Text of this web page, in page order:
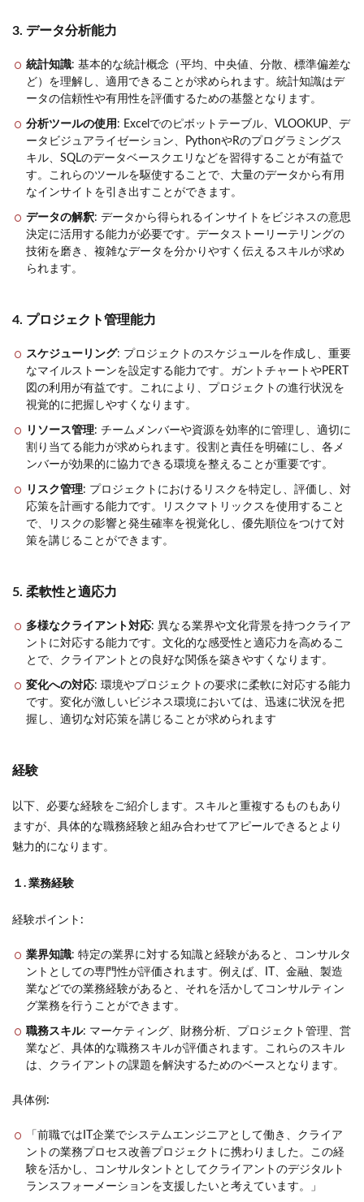
3. データ分析能力
統計知識: 基本的な統計概念（平均、中央値、分散、標準偏差な
ど）を理解し、適用できることが求められます。統計知識はデ
ータの信頼性や有用性を評価するための基盤となります。
分析ツールの使用 : Excelでのピボットテーブル、VLOOKUP、デ
ータビジュアライゼーション、PythonやRのプログラミングス
キル、SQLのデータベースクエリなどを習得することが有益で
す。これらのツールを駆使することで、大量のデータから有用
なインサイトを引き出すことができます。
データの解釈: データから得られるインサイトをビジネスの意思
決定に活用する能力が必要です。データストーリーテリングの
技術を磨き、複雑なデータを分かりやすく伝えるスキルが求め
られます。
4. プロジェクト管理能力
スケジューリング: プロジェクトのスケジュールを作成し、重要
なマイルストーンを設定する能力です。ガントチャートやPERT
図の利用が有益です。これにより、プロジェクトの進行状況を
視覚的に把握しやすくなります。
リソース管理: チームメンバーや資源を効率的に管理し、適切に
割り当てる能力が求められます。役割と責任を明確にし、各メ
ンバーが効果的に協力できる環境を整えることが重要です。
リスク管理: プロジェクトにおけるリスクを特定し、評価し、対
応策を計画する能力です。リスクマトリックスを使用すること
で、リスクの影響と発生確率を視覚化し、優先順位をつけて対
策を講じることができます。
5. 柔軟性と適応力
多様なクライアント対応: 異なる業界や文化背景を持つクライア
ントに対応する能力です。文化的な感受性と適応力を高めるこ
とで、クライアントとの良好な関係を築きやすくなります。
変化への対応: 環境やプロジェクトの要求に柔軟に対応する能力
です。変化が激しいビジネス環境においては、迅速に状況を把
握し、適切な対応策を講じることが求められます
経験
以下、必要な経験をご紹介します。スキルと重複するものもあり
ますが、具体的な職務経験と組み合わせてアピールできるとより
魅力的になります。
１. 業務経験
経験ポイント:
業界知識: 特定の業界に対する知識と経験があると、コンサルタ
ントとしての専門性が評価されます。例えば、IT、金融、製造
業などでの業務経験があると、それを活かしてコンサルティン
グ業務を行うことができます。
職務スキル: マーケティング、財務分析、プロジェクト管理、営
業など、具体的な職務スキルが評価されます。これらのスキル
は、クライアントの課題を解決するためのベースとなります。
具体例:
「前職ではIT企業でシステムエンジニアとして働き、クライア
ントの業務プロセス改善プロジェクトに携わりました。この経
験を活かし、コンサルタントとしてクライアントのデジタルト
ランスフォーメーションを支援したいと考えています。」